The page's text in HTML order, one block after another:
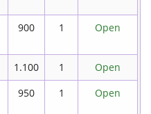
900 1 Open
1.100 1
Open
950 1 Open